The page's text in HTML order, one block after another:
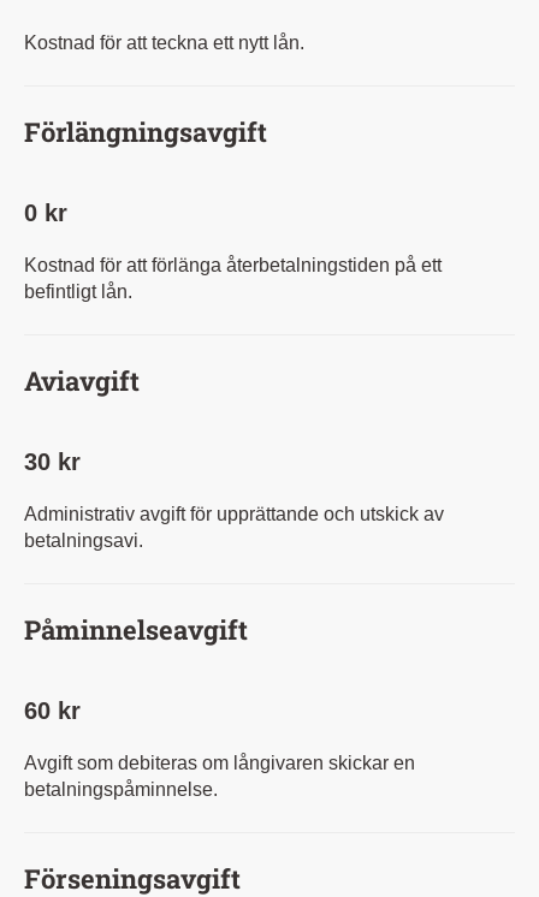
Kostnad för att teckna ett nytt lån.
Förlängningsavgift
0 kr
Kostnad för att förlänga återbetalningstiden på ett
befintligt lån.
Aviavgift
30 kr
Administrativ avgift för upprättande och utskick av
betalningsavi.
Påminnelseavgift
60 kr
Avgift som debiteras om långivaren skickar en
betalningspåminnelse.
Förseningsavgift